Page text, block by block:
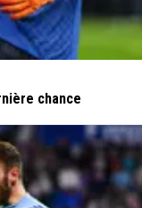
chance